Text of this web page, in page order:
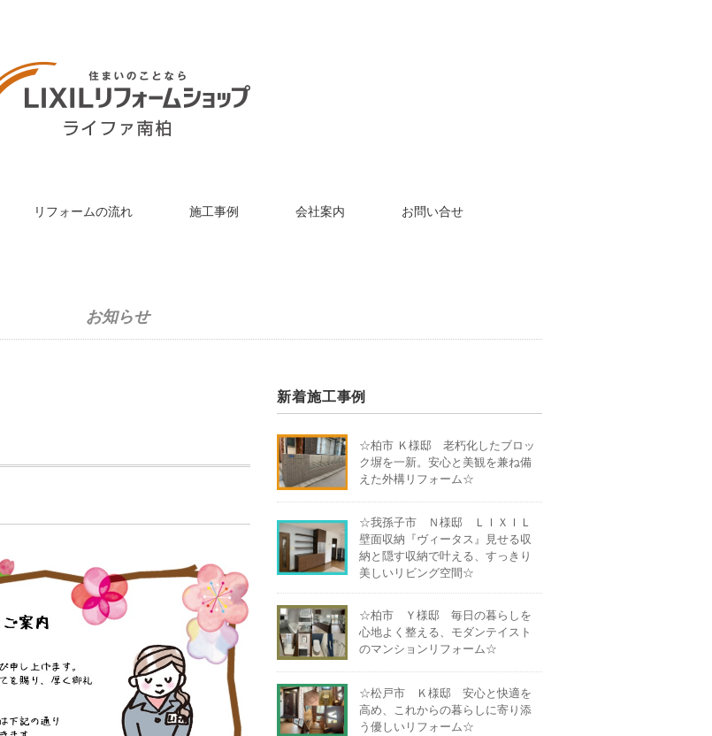
リフォームの流れ 施工事例 会社案内 お問い合せ
お知らせ
新着施工事例
☆柏市 Ｋ様邸 老朽化したブロッ
ク塀を一新。安心と美観を兼ね備
えた外構リフォーム☆
☆我孫子市 Ｎ様邸 ＬＩＸＩＬ
壁面収納『ヴィータス』見せる収
納と隠す収納で叶える、すっきり
美しいリビング空間☆
☆柏市 Ｙ様邸 毎日の暮らしを
心地よく整える、モダンテイスト
のマンションリフォーム☆
☆松戸市 Ｋ様邸 安心と快適を
高め、これからの暮らしに寄り添
う優しいリフォーム☆